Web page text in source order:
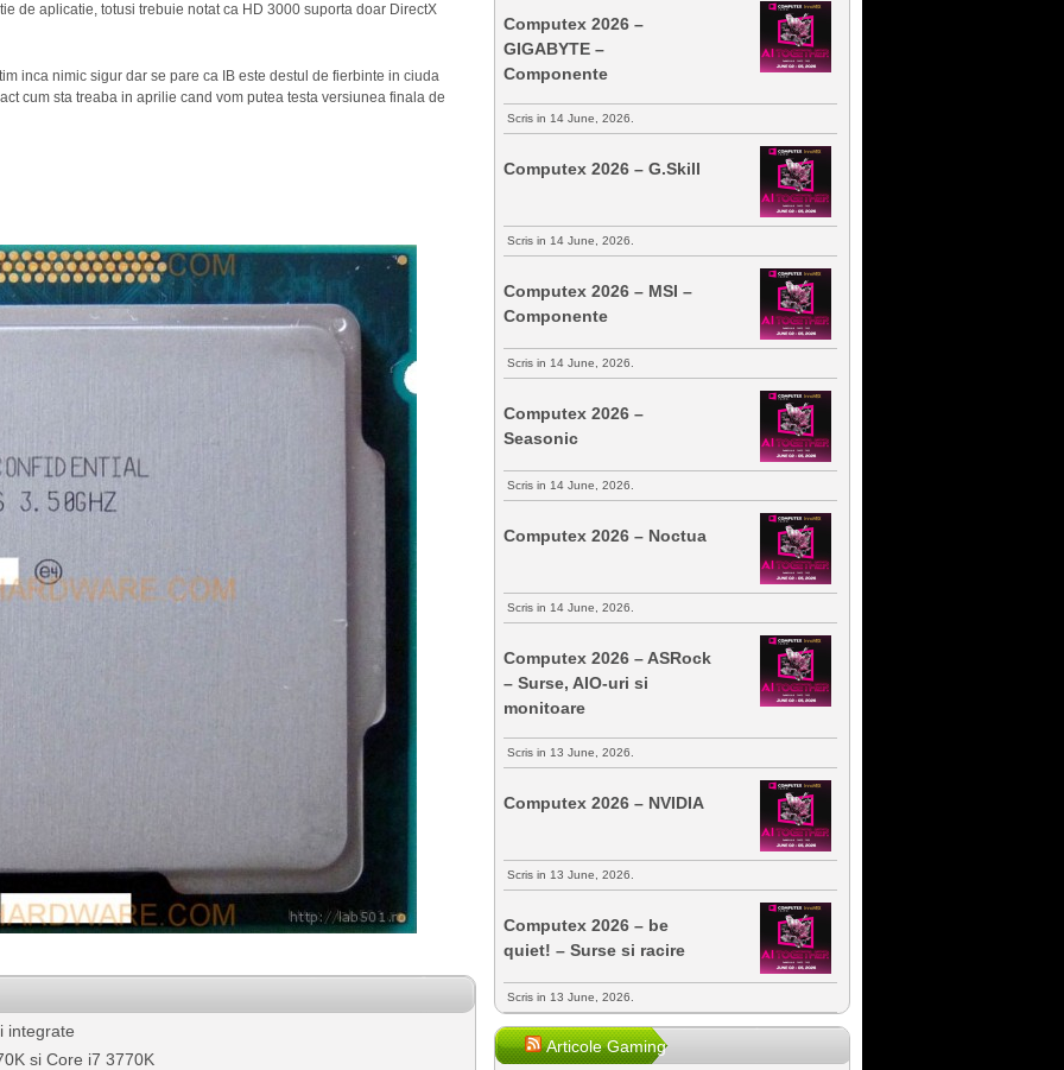
de aplicatie, totusi trebuie notat ca HD 3000 suporta doar DirectX
inca nimic sigur dar se pare ca IB este destul de fierbinte in ciuda
cum sta treaba in aprilie cand vom putea testa versiunea finala de
integrate
si Core i7 3770K
Computex 2026 –
GIGABYTE –
Componente
Scris in 14 June, 2026.
Computex 2026 – G.Skill
Scris in 14 June, 2026.
Computex 2026 – MSI –
Componente
Scris in 14 June, 2026.
Computex 2026 –
Seasonic
Scris in 14 June, 2026.
Computex 2026 – Noctua
Scris in 14 June, 2026.
Computex 2026 – ASRock
– Surse, AIO-uri si
monitoare
Scris in 13 June, 2026.
Computex 2026 – NVIDIA
Scris in 13 June, 2026.
Computex 2026 – be
quiet! – Surse si racire
Scris in 13 June, 2026.
Articole Gaming